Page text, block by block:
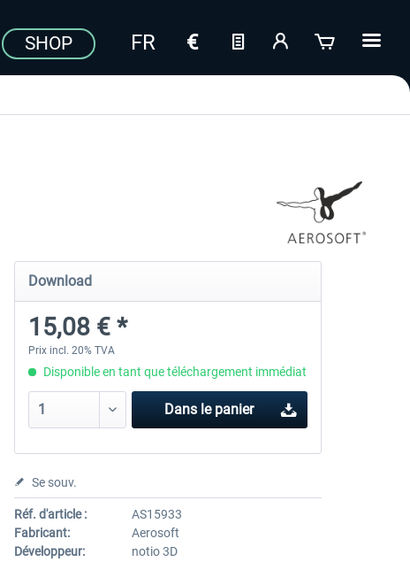
SHOP
Download
15,08 € *
Prix incl. 20% TVA
Disponible en tant que téléchargement immédiat
Dans le panier
Se souv.
Réf. d'article :
AS15933
Fabricant:
Aerosoft
Développeur:
notio 3D